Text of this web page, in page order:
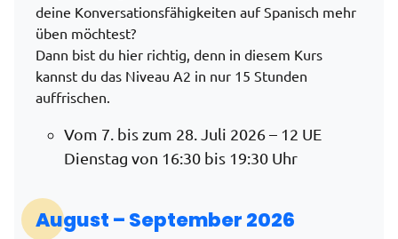
deine Konversationsfähigkeiten auf Spanisch mehr
üben möchtest?
Dann bist du hier richtig, denn in diesem Kurs
kannst du das Niveau A2 in nur 15 Stunden
auffrischen.
Vom 7. bis zum 28. Juli 2026 – 12 UE
Dienstag von 16:30 bis 19:30 Uhr
August – September 2026